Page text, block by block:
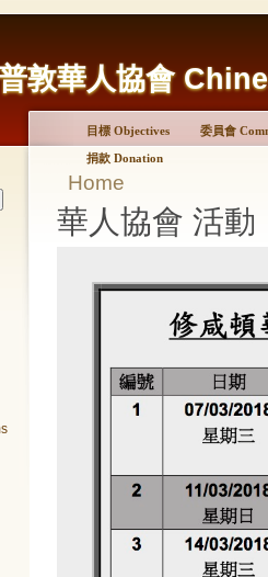
敦華人協會
目標 Objectives 委員會
捐款 Donation
Home
華人協會 活動